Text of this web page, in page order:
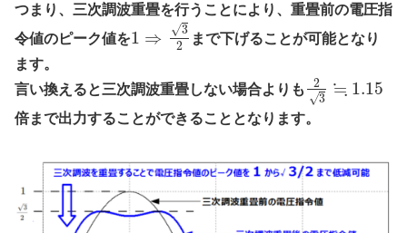
つまり、三次調波重畳を行うことにより、重畳前の電圧指
令値のピーク値を1 ⇒ 3
√
2
まで下げることが可能となり
ます。
言い換えると三次調波重畳しない場合よりも
2
3
√ ≒ 1.15
倍まで出力することができることとなります。